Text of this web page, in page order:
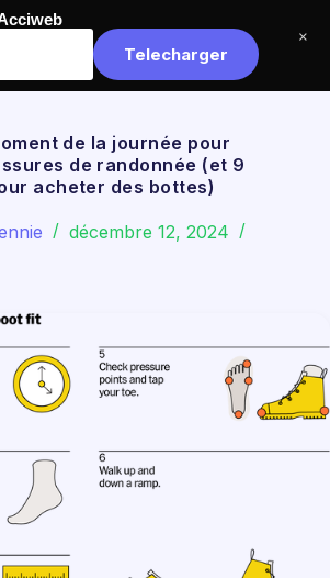
de la journée pour
de randonnée (et 9
acheter des bottes)
décembre 12, 2024
Telecharger
×